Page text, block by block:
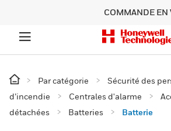
COMMANDE EN
Par catégorie
Sécurité des
d’incendie
Centrales d'alarme
détachées
Batteries Batterie